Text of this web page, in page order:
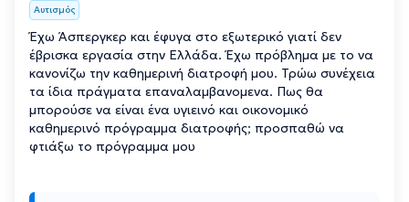
Αυτισμός
Έχω Άσπεργκερ και έφυγα στο εξωτερικό γιατί δεν
έβρισκα εργασία στην Ελλάδα. Έχω πρόβλημα με το να
κανονίζω την καθημερινή διατροφή μου. Τρώω συνέχεια
τα ίδια πράγματα επαναλαμβανομενα. Πως θα
μπορούσε να είναι ένα υγιεινό και οικονομικό
καθημερινό πρόγραμμα διατροφής; προσπαθώ να
φτιάξω το πρόγραμμα μου